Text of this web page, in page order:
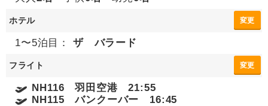
ホテル 変更
1〜5泊目： ザ バラード
フライト 変更
NH116 羽田空港 21:55
NH115 バンクーバー 16:45